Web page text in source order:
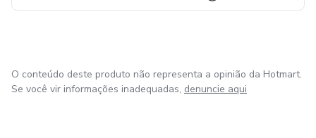
O conteúdo deste produto não representa a opinião da Hotmart.
Se você vir informações inadequadas, denuncie aqui